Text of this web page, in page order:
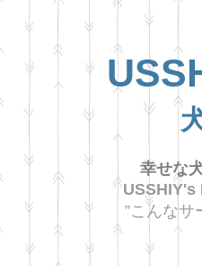
幸せな
USSHIY's
”こんなサ